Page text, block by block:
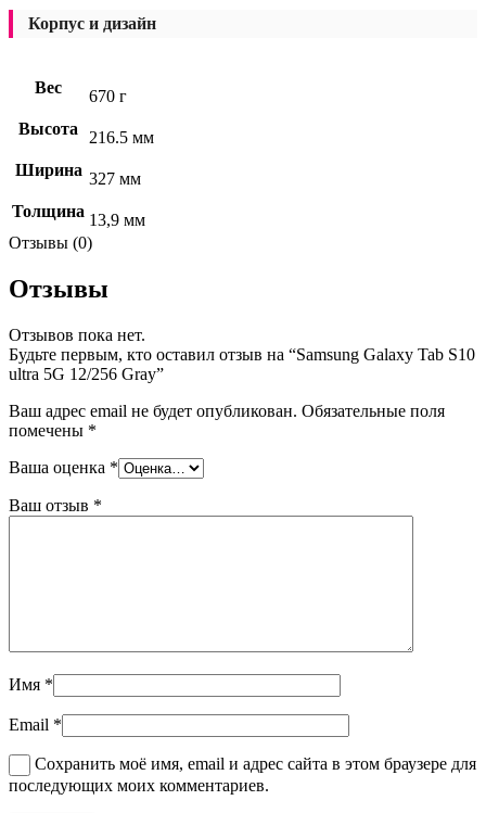
Корпус и дизайн
Вес
670 г
Высота
216.5 мм
Ширина 327 мм
Толщина 13,9 мм
Отзывы (0)
Отзывы
Отзывов пока нет.
Будьте первым, кто оставил отзыв на “Samsung Galaxy Tab S10
ultra 5G 12/256 Gray”
Ваш адрес email не будет опубликован. Обязательные поля
помечены *
Ваша оценка *
Ваш отзыв *
Имя *
Email *
Сохранить моё имя, email и адрес сайта в этом браузере для
последующих моих комментариев.